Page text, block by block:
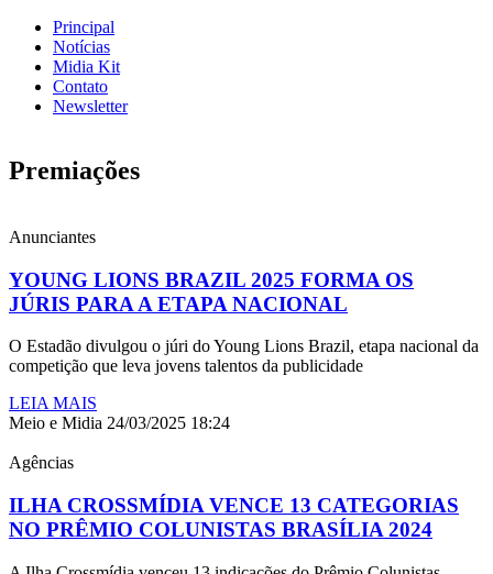
Principal
Notícias
Midia Kit
Contato
Newsletter
Premiações
Anunciantes
YOUNG LIONS BRAZIL 2025 FORMA OS
JÚRIS PARA A ETAPA NACIONAL
O Estadão divulgou o júri do Young Lions Brazil, etapa nacional da
competição que leva jovens talentos da publicidade
LEIA MAIS
Meio e Midia 24/03/2025 18:24
Agências
ILHA CROSSMÍDIA VENCE 13 CATEGORIAS
NO PRÊMIO COLUNISTAS BRASÍLIA 2024